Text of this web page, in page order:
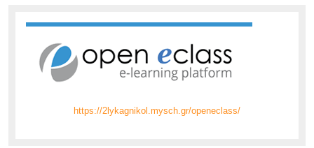
https://2lykagnikol.mysch.gr/openeclass/